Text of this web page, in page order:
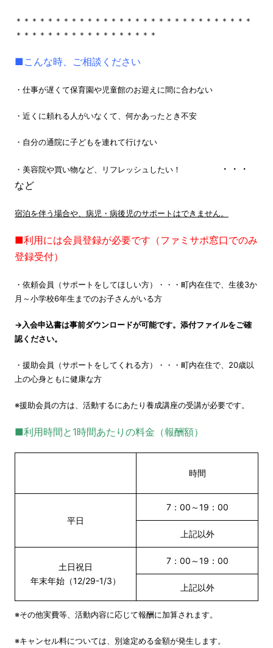
＊＊＊＊＊＊＊＊＊＊＊＊＊＊＊＊＊＊＊＊＊＊＊＊＊＊＊＊＊＊
＊＊＊＊＊＊＊＊＊＊＊＊＊＊＊＊＊＊
■こんな時、ご相談ください
・仕事が遅くて保育園や児童館のお迎えに間に合わない
・近くに頼れる人がいなくて、何かあったとき不安
・自分の通院に子どもを連れて行けない
・美容院や買い物など、リフレッシュしたい！
・・・
など
宿泊を伴う場合や、病児・病後児のサポートはできません。
■利用には会員登録が必要です（ファミサポ窓口でのみ
登録受付）
・依頼会員（サポートをしてほしい方）・・・町内在住で、生後3か
月～小学校6年生までのお子さんがいる方
→入会申込書は事前ダウンロードが可能です。添付ファイルをご確
認ください。
・援助会員（サポートをしてくれる方）・・・町内在住で、20歳以
上の心身ともに健康な方
※援助会員の方は、活動するにあたり養成講座の受講が必要です。
■利用時間と1時間あたりの料金（報酬額）
時間
平日
7：00～19：00
上記以外
土日祝日
年末年始（12/29-1/3）
7：00～19：00
上記以外
※その他実費等、活動内容に応じて報酬に加算されます。
※キャンセル料については、別途定める金額が発生します。